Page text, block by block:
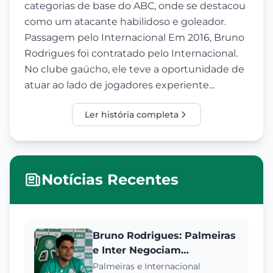
categorias de base do ABC, onde se destacou
como um atacante habilidoso e goleador.
Passagem pelo Internacional Em 2016, Bruno
Rodrigues foi contratado pelo Internacional.
No clube gaúcho, ele teve a oportunidade de
atuar ao lado de jogadores experiente...
Ler história completa
Notícias Recentes
Bruno Rodrigues: Palmeiras
e Inter Negociam
Empréstimo de Atacante
Palmeiras e Internacional